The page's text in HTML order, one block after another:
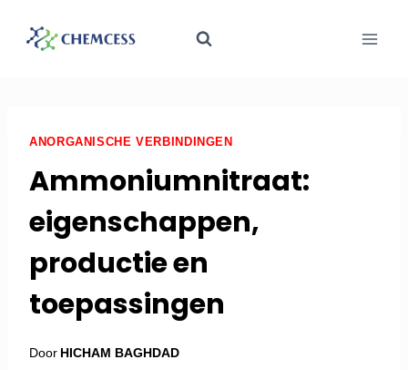
ANORGANISCHE VERBINDINGEN
Ammoniumnitraat:
eigenschappen,
productie en
toepassingen
Door HICHAM BAGHDAD